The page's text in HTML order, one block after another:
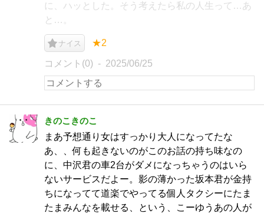
に、ハッとした。そう考えたら私の人生って…あ
と…。
ナイス ★2
コメント(0) 2025/06/25
きのこきのこ
まあ予想通り女はすっかり大人になってたな
あ、、何も起きないのがこのお話の持ち味なの
に、中沢君の車2台がダメになっちゃうのはいら
ないサービスだよー。影の薄かった坂本君が金持
ちになってて道楽でやってる個人タクシーにたま
たまみんなを載せる、という、こーゆうあの人が